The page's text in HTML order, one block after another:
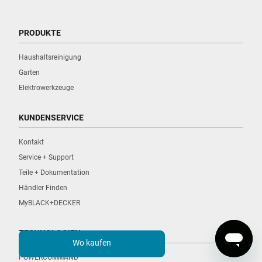
Wo kaufen
PRODUKTE
Haushaltsreinigung
Garten
Elektrowerkzeuge
KUNDENSERVICE
Kontakt
Service + Support
Teile + Dokumentation
Händler Finden
MyBLACK+DECKER
TECHNOLOGIEN
POWERCOMMAND